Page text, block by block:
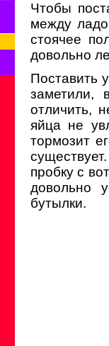
Чтобы
между
стоячее
довольно
Поставить
заметили,
отличить,
яйца не
тормозит
пробку с
довольно
бутылки.